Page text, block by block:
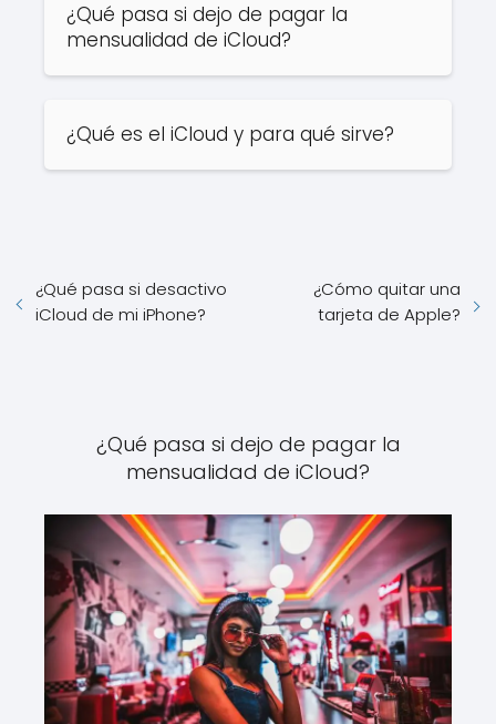
¿Qué pasa si dejo de pagar la
mensualidad de iCloud?
¿Qué es el iCloud y para qué sirve?
¿Qué pasa si desactivo
iCloud de mi iPhone?
¿Cómo quitar una
tarjeta de Apple?
¿Qué pasa si dejo de pagar la
mensualidad de iCloud?